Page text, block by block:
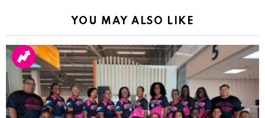
YOU MAY ALSO LIKE